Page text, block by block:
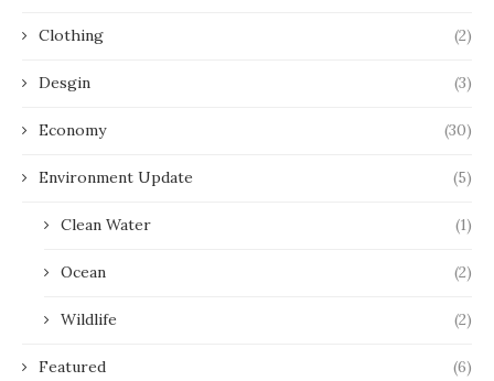
Clothing (2)
Desgin (3)
Economy (30)
Environment Update (5)
Clean Water (1)
Ocean (2)
Wildlife (2)
Featured (6)